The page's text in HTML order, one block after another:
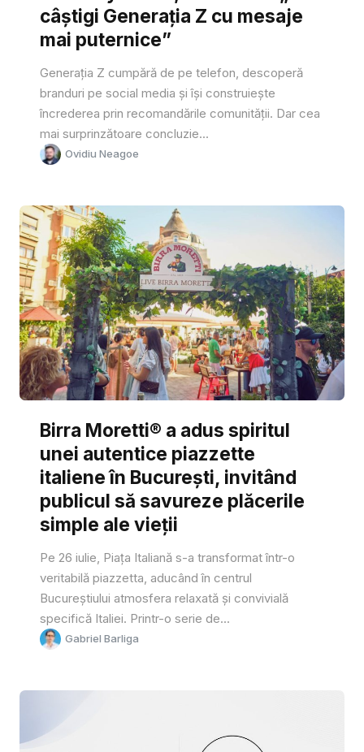
câștigi Generația Z cu mesaje
mai puternice”
Generația Z cumpără de pe telefon, descoperă
branduri pe social media și își construiește
încrederea prin recomandările comunității. Dar cea
mai surprinzătoare concluzie...
Ovidiu Neagoe
Birra Moretti® a adus spiritul
unei autentice piazzette
italiene în București, invitând
publicul să savureze plăcerile
simple ale vieții
Pe 26 iulie, Piața Italiană s-a transformat într-o
veritabilă piazzetta, aducând în centrul
Bucureștiului atmosfera relaxată și convivială
specifică Italiei. Printr-o serie de...
Gabriel Barliga